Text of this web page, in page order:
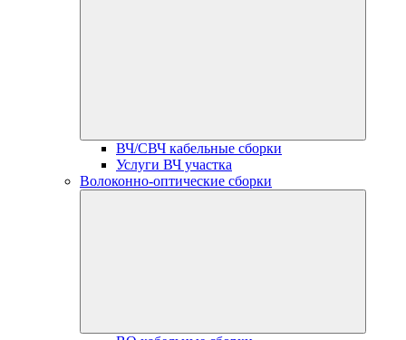
ВЧ/СВЧ кабельные сборки
Услуги ВЧ участка
Волоконно-оптические сборки